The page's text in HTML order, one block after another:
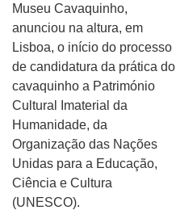
Museu Cavaquinho,
anunciou na altura, em
Lisboa, o início do processo
de candidatura da prática do
cavaquinho a Património
Cultural Imaterial da
Humanidade, da
Organização das Nações
Unidas para a Educação,
Ciência e Cultura
(UNESCO).